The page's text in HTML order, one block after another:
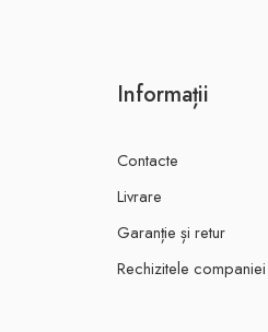
Informații
Contacte
Livrare
Garanție și retur
Rechizitele companiei